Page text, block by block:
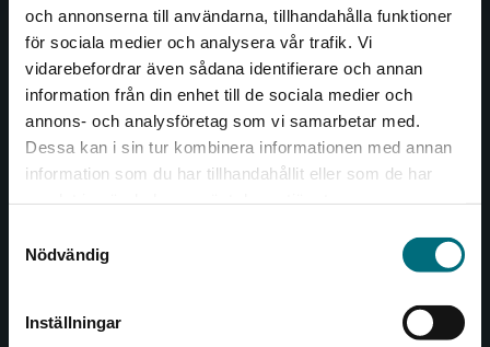
och annonserna till användarna, tillhandahålla funktioner
för sociala medier och analysera vår trafik. Vi
vidarebefordrar även sådana identifierare och annan
information från din enhet till de sociala medier och
annons- och analysföretag som vi samarbetar med.
Dessa kan i sin tur kombinera informationen med annan
information som du har tillhandahållit eller som de har
Nödvändig
Inställningar
Begränsad fraktregion
Det verkar som att du besöker
Sverige. För att kunna slutföra ett köp måste
Kontakta oss
Kontakta oss
046-31 20 00
Box 141
Besöksadress:
Åkergränden 1